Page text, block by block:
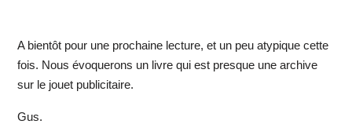
A bientôt pour une prochaine lecture, et un peu atypique cette
fois. Nous évoquerons un livre qui est presque une archive
sur le jouet publicitaire.
Gus.